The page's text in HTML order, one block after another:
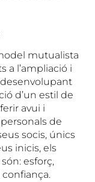
mutualista
a l’ampliació i
d’un estil de
avui i
de
socis, únics
inicis, els
esforç,
confiança.